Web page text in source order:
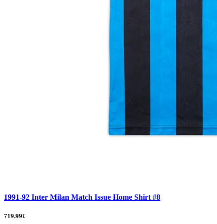
1991-92 Inter Milan Match Issue Home Shirt #8
719.99£